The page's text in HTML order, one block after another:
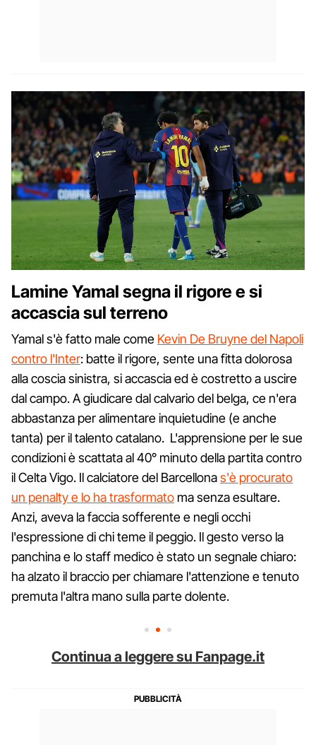
Lamine Yamal segna il rigore e si
accascia sul terreno
Yamal s'è fatto male come Kevin De Bruyne del Napoli
contro l'Inter: batte il rigore, sente una fitta dolorosa
alla coscia sinistra, si accascia ed è costretto a uscire
dal campo. A giudicare dal calvario del belga, ce n'era
abbastanza per alimentare inquietudine (e anche
tanta) per il talento catalano. L'apprensione per le sue
condizioni è scattata al 40° minuto della partita contro
il Celta Vigo. Il calciatore del Barcellonas'è procurato
un penalty e lo ha trasformato ma senza esultare.
Anzi, aveva la faccia sofferente e negli occhi
l'espressione di chi teme il peggio. Il gesto verso la
panchina e lo staff medico è stato un segnale chiaro:
ha alzato il braccio per chiamare l'attenzione e tenuto
premuta l'altra mano sulla parte dolente.
Continua a leggere su Fanpage.it